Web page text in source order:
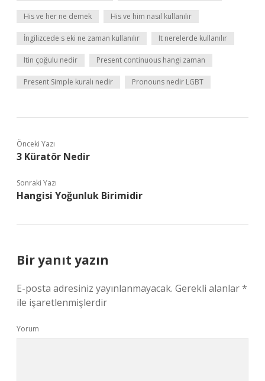
His ve her ne demek His ve him nasıl kullanılır
İngilizcede s eki ne zaman kullanılır It nerelerde kullanılır
Itin çoğulu nedir Present continuous hangi zaman
Present Simple kuralı nedir Pronouns nedir LGBT
Önceki Yazı
3 Küratör Nedir
Sonraki Yazı
Hangisi Yoğunluk Birimidir
Bir yanıt yazın
E-posta adresiniz yayınlanmayacak. Gerekli alanlar*
ile işaretlenmişlerdir
Yorum